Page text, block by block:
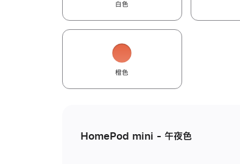
白色
橙色
HomePod mini - 午夜色